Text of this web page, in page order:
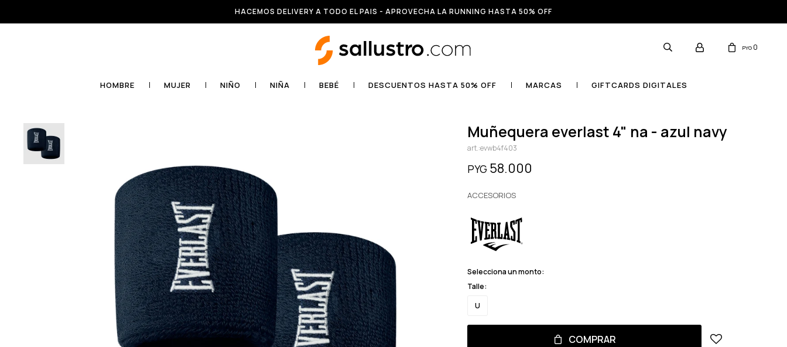
HACEMOS DELIVERY A TODO EL PAIS - APROVECHA LA RUNNING HASTA 50% OFF
HOMBRE MUJER NIÑO NIÑA BEBÉ DESCUENTOS HASTA 50% OFF MARCAS GIFTCARDS DIGITALES
PYG 0
muñequera everlast 4" na - azul navy
evwb4f403
PYG 58.000
ACCESORIOS
Selecciona un monto:
Talle:
U
COMPRAR